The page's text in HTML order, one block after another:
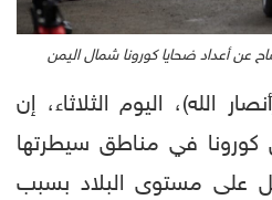
عن أعداد ضحايا كورونا شمال اليمن
الله)، اليوم الثلاثاء، إن
كورونا في مناطق سيطرتها
على مستوى البلاد بسبب